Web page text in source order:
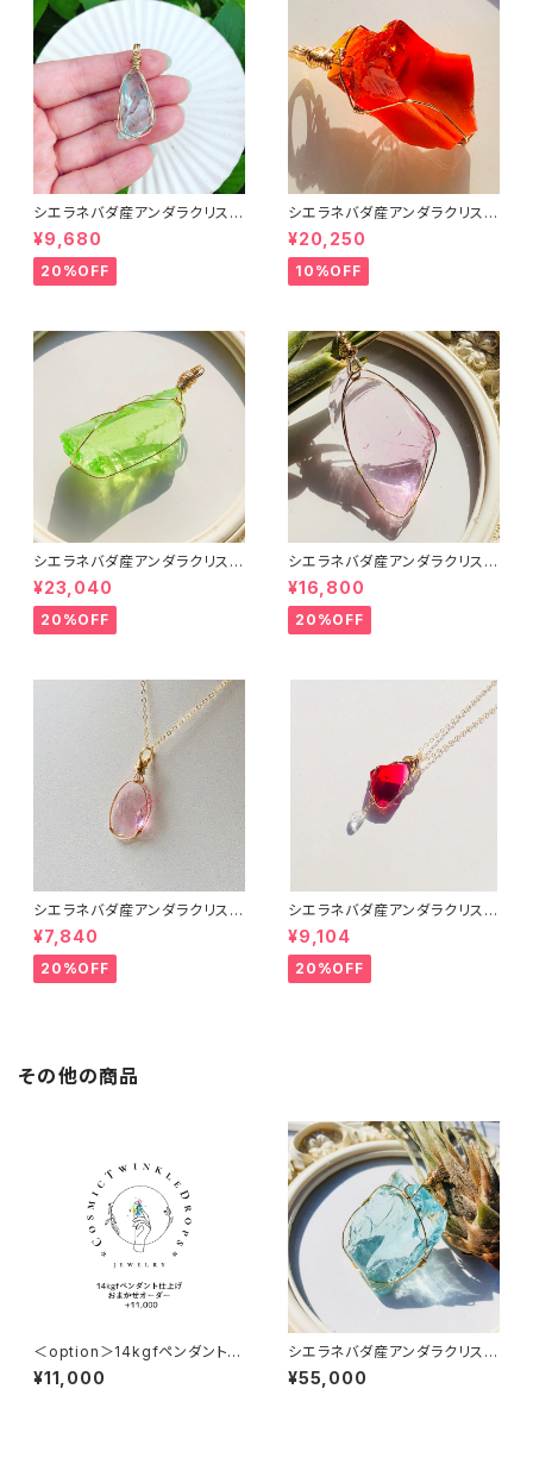
シエラネバダ産アンダラクリスタ
ル★宝石質～Gem Cyan Ang
el～【世界で1つだけのアンダラ
ペンダントトップ】
¥9,680
20%OFF
シエラネバダ産アンダラクリスタ
ル★宝石質～Gem Rare Lem
urian Sunrise～【世界で1つだ
けのアンダラペンダントトップ】
¥20,250
10%OFF
シエラネバダ産アンダラクリスタ
ル★～Gem Eternal Spring～
【世界で1つだけのアンダラペン
ダントトップ】
¥23,040
20%OFF
シエラネバダ産アンダラクリスタ
ル★宝石質～Gem Hart Of G
ot Wthi Pink～【世界で1つだ
けのアンダラペンダントトップ】
¥16,800
20%OFF
シエラネバダ産アンダラクリスタ
ル★宝石質~Gem Heart of G
od With Pink~【世界で1つだけ
のアンダラクリスタルペンダン
ト】
¥7,840
20%OFF
シエラネバダ産アンダラクリスタ
ル★宝石質～Gem Raspberr
y ～【世界で1つだけのアンダラ
ペンダントトップ】
¥9,104
20%OFF
その他の商品
＜option＞14kgfペンダント仕
上げ★ おまかせオーダー +11,
000円
¥11,000
シエラネバダ産アンダラクリスタ
ル★宝石質～Gem Cyan Ang
el～【世界で1つだけのアンダラ
¥55,000